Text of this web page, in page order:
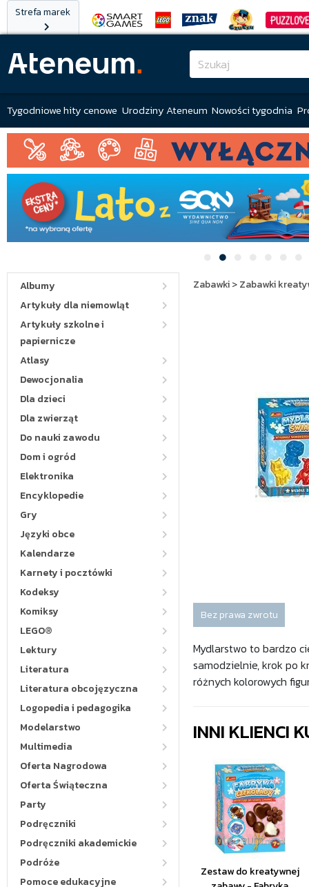
Strefa marek
Tygodniowe hity cenowe Urodziny Ateneum Nowości tygodnia
Albumy
Artykuły dla niemowląt
Artykuły szkolne i
papiernicze
Atlasy
Dewocjonalia
Dla dzieci
Dla zwierząt
Do nauki zawodu
Dom i ogród
Elektronika
Encyklopedie
Gry
Języki obce
Kalendarze
Karnety i pocztówki
Kodeksy
Komiksy
LEGO®
Lektury
Literatura
Literatura obcojęzyczna
Logopedia i pedagogika
Modelarstwo
Multimedia
Oferta Nagrodowa
Oferta Świąteczna
Party
Podręczniki
Podręczniki akademickie
Podróże
Pomoce edukacyjne
Zabawki>Zabawki
Bez prawa zwrotu
Mydlarstwo to bardzo
samodzielnie, krok po
różnych kolorowych
INNI KLIENCI
Zestaw do kreatywnej